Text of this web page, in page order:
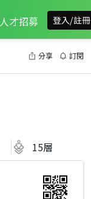
人才招募 登入/註冊
分享 訂閱
15層